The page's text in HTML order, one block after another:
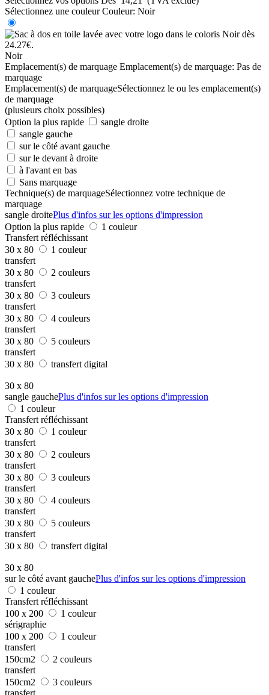
Sélectionnez une couleur Couleur: Noir
Noir
Emplacement(s) de marquage Emplacement(s) de marquage: Pas de
marquage
Emplacement(s) de marquageSélectionnez le ou les emplacement(s)
de marquage
(plusieurs choix possibles)
Option la plus rapide
sangle droite
sangle gauche
sur le côté avant gauche
sur le devant à droite
à l'avant en bas
Sans marquage
Technique(s) de marquageSélectionnez votre technique de
marquage
sangle droitePlus d'infos sur les options d'impression
Option la plus rapide
1 couleur
Transfert réfléchissant
30 x 80
1 couleur
transfert
30 x 80
2 couleurs
transfert
30 x 80
3 couleurs
transfert
30 x 80
4 couleurs
transfert
30 x 80
5 couleurs
transfert
30 x 80
transfert digital
30 x 80
sangle gauchePlus d'infos sur les options d'impression
1 couleur
Transfert réfléchissant
30 x 80
1 couleur
transfert
30 x 80
2 couleurs
transfert
30 x 80
3 couleurs
transfert
30 x 80
4 couleurs
transfert
30 x 80
5 couleurs
transfert
30 x 80
transfert digital
30 x 80
sur le côté avant gauchePlus d'infos sur les options d'impression
1 couleur
Transfert réfléchissant
100 x 200
1 couleur
sérigraphie
100 x 200
1 couleur
transfert
150cm2
2 couleurs
transfert
150cm2
3 couleurs
transfert